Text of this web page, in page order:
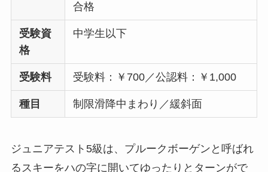
合格
受験資
格
中学生以下
受験料 受験料：￥700／公認料：￥1,000
種目 制限滑降中まわり／緩斜面
ジュニアテスト5級は、プルークボーゲンと呼ばれ
るスキーをハの字に開いてゆったりとターンがで